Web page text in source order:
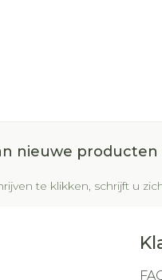
nieuwe
te klikken, schrijft u